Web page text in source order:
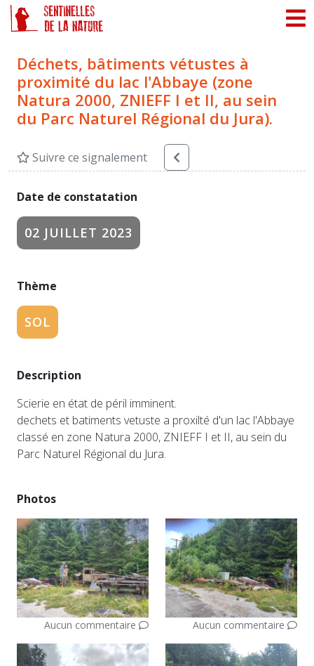
Déchets, bâtiments vétustes à
proximité du lac l'Abbaye (zone
Natura 2000, ZNIEFF I et II, au sein
du Parc Naturel Régional du Jura).
Suivre ce signalement
Date de constatation
02 JUILLET 2023
Thème
SOL
Description
Scierie en état de péril imminent.
dechets et batiments vetuste a proxilté d'un lac l'Abbaye
classé en zone Natura 2000, ZNIEFF I et II, au sein du
Parc Naturel Régional du Jura.
Photos
Aucun commentaire Aucun commentaire
Panneau de gestion des cookies